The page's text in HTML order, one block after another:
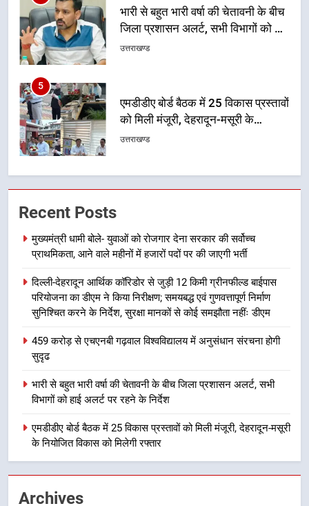
भारी से बहुत भारी वर्षा की चेतावनी के बीच
जिला प्रशासन अलर्ट, सभी विभागों को हाई
अलर्ट पर रहने के निर्देश
उत्तराखण्ड
5
एमडीडीए बोर्ड बैठक में 25 विकास प्रस्तावों
को मिली मंजूरी, देहरादून-मसूरी के
नियोजित विकास को मिलेगी रफ्तार
उत्तराखण्ड
6
मुख्यमंत्री पुष्कर सिंह धामी के दिशा-निर्देशों
बैरागीवाला हत्याकांड के फरार चल रहे
अभियुक्त को दून पुलिस ने हरिद्वार से किया
गिरफ्तार
उत्तराखण्ड
8
भारी बारिश का अलर्ट! 6 अगस्त को
देहरादून में स्कूल बंद
1
Recent Posts
मुख्यमंत्री धामी बोले- युवाओं को रोजगार देना सरकार की सर्वोच्च
प्राथमिकता, आने वाले महीनों में हजारों पदों पर की जाएगी भर्ती
दिल्ली-देहरादून आर्थिक कॉरिडोर से जुड़ी 12 किमी ग्रीनफील्ड बाईपास
परियोजना का डीएम ने किया निरीक्षण; समयबद्ध एवं गुणवत्तापूर्ण निर्माण
सुनिश्चित करने के निर्देश, सुरक्षा मानकों से कोई समझौता नहींः डीएम
459 करोड़ से एचएनबी गढ़वाल विश्वविद्यालय में अनुसंधान संरचना होगी
सुदृढ
भारी से बहुत भारी वर्षा की चेतावनी के बीच जिला प्रशासन अलर्ट, सभी
विभागों को हाई अलर्ट पर रहने के निर्देश
एमडीडीए बोर्ड बैठक में 25 विकास प्रस्तावों को मिली मंजूरी, देहरादून-मसूरी
के नियोजित विकास को मिलेगी रफ्तार
Archives